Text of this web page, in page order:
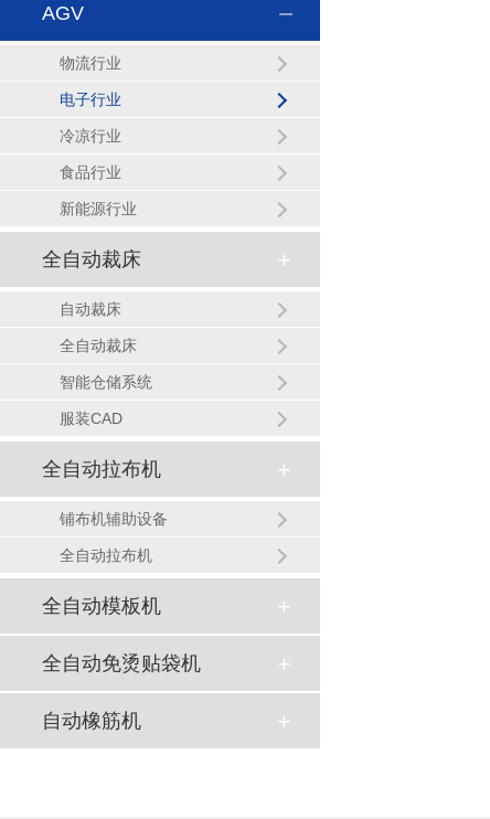
AGV
物流行业
电子行业
冷凉行业
食品行业
新能源行业
全自动裁床
自动裁床
全自动裁床
智能仓储系统
服装CAD
全自动拉布机
铺布机辅助设备
全自动拉布机
全自动模板机
全自动免烫贴袋机
自动橡筋机